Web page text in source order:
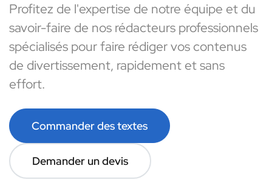
Profitez de l'expertise de notre équipe et du
savoir-faire de nos rédacteurs professionnels
spécialisés pour faire rédiger vos contenus
de divertissement, rapidement et sans
effort.
Commander des textes
Demander un devis